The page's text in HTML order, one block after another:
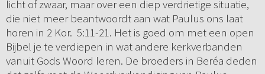
licht of zwaar, maar over een diep verdrietige situatie,
die niet meer beantwoordt aan wat Paulus ons laat
horen in 2 Kor. 5:11-21. Het is goed om met een open
Bijbel je te verdiepen in wat andere kerkverbanden
vanuit Gods Woord leren. De broeders in Beréa deden